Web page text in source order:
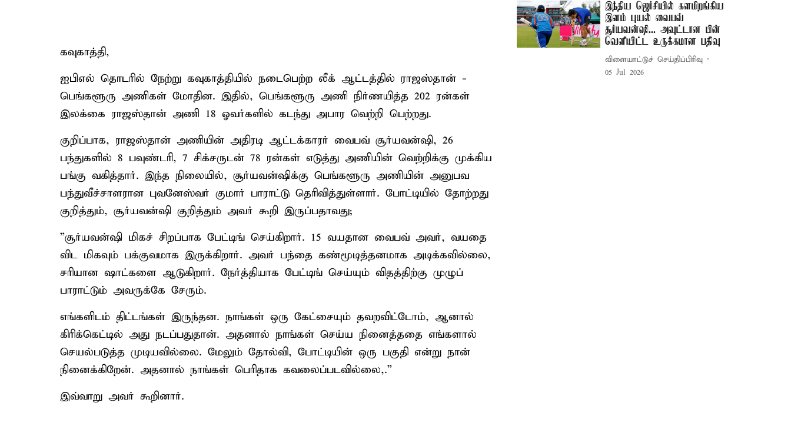
கவுகாத்தி,
ஐபிஎல் தொடரில் நேற்று கவுகாத்தியில் நடைபெற்ற லீக் ஆட்டத்தில் ராஜஸ்தான் -
பெங்களூரு அணிகள் மோதின. இதில், பெங்களூரு அணி நிர்ணயித்த 202 ரன்கள்
இலக்கை ராஜஸ்தான் அணி 18 ஓவர்களில் கடந்து அபார வெற்றி பெற்றது.
குறிப்பாக, ராஜஸ்தான் அணியின் அதிரடி ஆட்டக்காரர் வைபவ் சூர்யவன்ஷி, 26
பந்துகளில் 8 பவுண்டரி, 7 சிக்சருடன் 78 ரன்கள் எடுத்து அணியின் வெற்றிக்கு முக்கிய
பங்கு வகித்தார். இந்த நிலையில், சூர்யவன்ஷிக்கு பெங்களூரு அணியின் அனுபவ
பந்துவீச்சாளரான புவனேஸ்வர் குமார் பாராட்டு தெரிவித்துள்ளார். போட்டியில் தோற்றது
குறித்தும், சூர்யவன்ஷி குறித்தும் அவர் கூறி இருப்பதாவது;
”சூர்யவன்ஷி மிகச் சிறப்பாக பேட்டிங் செய்கிறார். 15 வயதான வைபவ் அவர், வயதை
விட மிகவும் பக்குவமாக இருக்கிறார். அவர் பந்தை கண்மூடித்தனமாக அடிக்கவில்லை,
சரியான ஷாட்களை ஆடுகிறார். நேர்த்தியாக பேட்டிங் செய்யும் விதத்திற்கு முழுப்
பாராட்டும் அவருக்கே சேரும்.
எங்களிடம் திட்டங்கள் இருந்தன. நாங்கள் ஒரு கேட்சையும் தவறவிட்டோம், ஆனால்
கிரிக்கெட்டில் அது நடப்பதுதான். அதனால் நாங்கள் செய்ய நினைத்ததை எங்களால்
செயல்படுத்த முடியவில்லை. மேலும் தோல்வி, போட்டியின் ஒரு பகுதி என்று நான்
நினைக்கிறேன். அதனால் நாங்கள் பெரிதாக கவலைப்படவில்லை,.”
இவ்வாறு அவர் கூறினார்.
இந்திய ஜெர்சியில் களமிறங்கிய
இளம் புயல் வைபவ்
சூர்யவன்ஷி... அவுட்டான பின்
வெளியிட்ட உருக்கமான பதிவு
விளையாட்டுச் செய்திப்பிரிவு
05 Jul 2026